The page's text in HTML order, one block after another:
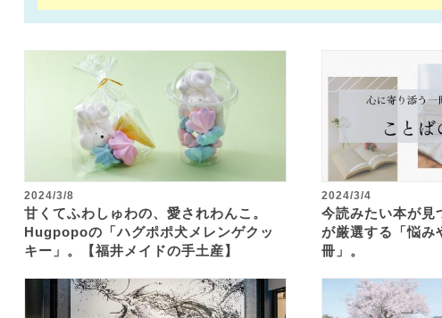
2024/3/8
甘くてふわしゅわの、愛されわんこ。
Hugpopoの「ハグポポ犬メレンゲクッ
キー」。【福井メイドの手土産】
2024/3/4
今読みたい本が見
が厳選する「悩み
冊」。